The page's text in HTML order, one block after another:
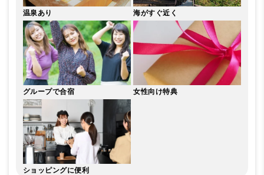
温泉あり 海がすぐ近く
グループで合宿 女性向け特典
ショッピングに便利